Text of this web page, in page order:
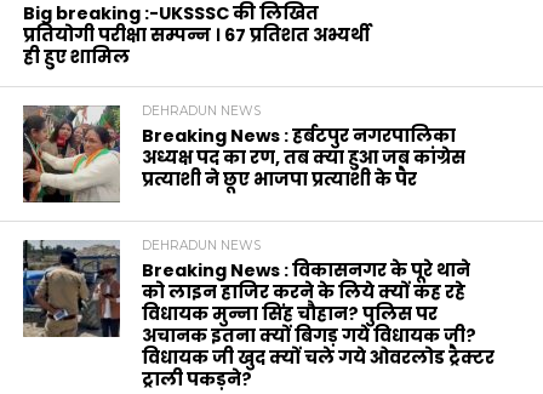
Big breaking :-UKSSSC की लिखित
प्रतियोगी परीक्षा सम्पन्न । 67 प्रतिशत अभ्यर्थी
ही हुए शामिल
DEHRADUN NEWS
Breaking News : हर्बटपुर नगरपालिका
अध्यक्ष पद का रण, तब क्या हुआ जब कांग्रेस
प्रत्याशी ने छूए भाजपा प्रत्याशी के पैर
DEHRADUN NEWS
Breaking News : विकासनगर के पूरे थाने
को लाइन हाजिर करने के लिये क्यों कह रहे
विधायक मुन्ना सिंह चौहान? पुलिस पर
अचानक इतना क्यों बिगड़ गये विधायक जी?
विधायक जी खुद क्यों चले गये ओवरलोड ट्रैक्टर
ट्राली पकड़ने?